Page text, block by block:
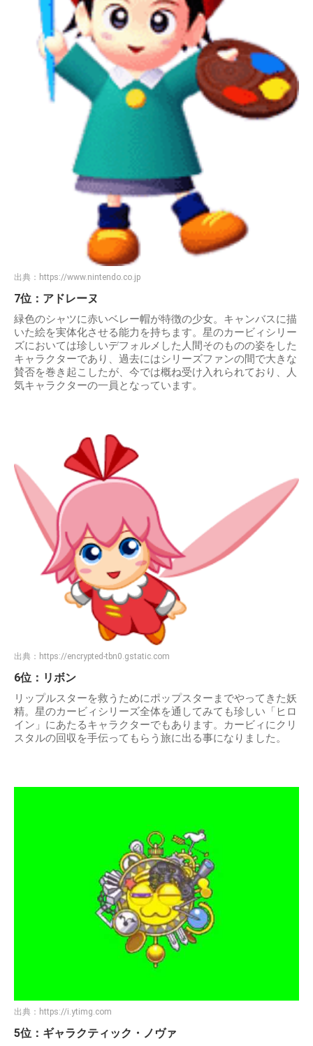
出典： https://www.nintendo.co.jp
7位：アドレーヌ
緑色のシャツに赤いベレー帽が特徴の少女。キャンバスに描
いた絵を実体化させる能力を持ちます。星のカービィシリー
ズにおいては珍しいデフォルメした人間そのものの姿をした
キャラクターであり、過去にはシリーズファンの間で大きな
賛否を巻き起こしたが、今では概ね受け入れられており、人
気キャラクターの一員となっています。
出典： https://encrypted-tbn0.gstatic.com
6位：リボン
リップルスターを救うためにポップスターまでやってきた妖
精。星のカービィシリーズ全体を通してみても珍しい「ヒロ
イン」にあたるキャラクターでもあります。カービィにクリ
スタルの回収を手伝ってもらう旅に出る事になりました。
出典： https://i.ytimg.com
5位：ギャラクティック・ノヴァ